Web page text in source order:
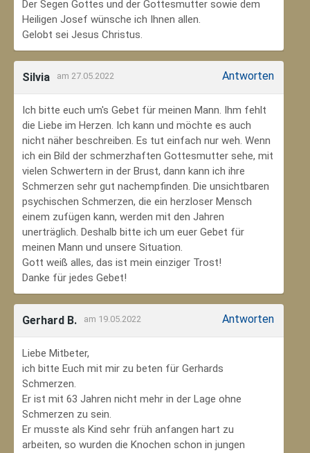
Der Segen Gottes und der Gottesmutter sowie dem
Heiligen Josef wünsche ich Ihnen allen.
Gelobt sei Jesus Christus.
Silvia am 27.05.2022 Antworten
Ich bitte euch um's Gebet für meinen Mann. Ihm fehlt
die Liebe im Herzen. Ich kann und möchte es auch
nicht näher beschreiben. Es tut einfach nur weh. Wenn
ich ein Bild der schmerzhaften Gottesmutter sehe, mit
vielen Schwertern in der Brust, dann kann ich ihre
Schmerzen sehr gut nachempfinden. Die unsichtbaren
psychischen Schmerzen, die ein herzloser Mensch
einem zufügen kann, werden mit den Jahren
unerträglich. Deshalb bitte ich um euer Gebet für
meinen Mann und unsere Situation.
Gott weiß alles, das ist mein einziger Trost!
Danke für jedes Gebet!
Gerhard B. am 19.05.2022 Antworten
Liebe Mitbeter,
ich bitte Euch mit mir zu beten für Gerhards
Schmerzen.
Er ist mit 63 Jahren nicht mehr in der Lage ohne
Schmerzen zu sein.
Er musste als Kind sehr früh anfangen hart zu
arbeiten, so wurden die Knochen schon in jungen